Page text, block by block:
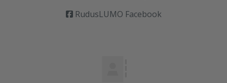
RudusLUMO Facebook